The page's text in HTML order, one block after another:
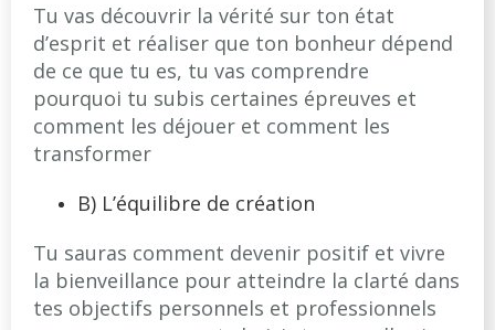
Tu vas découvrir la vérité sur ton état
d’esprit et réaliser que ton bonheur dépend
de ce que tu es, tu vas comprendre
pourquoi tu subis certaines épreuves et
comment les déjouer et comment les
transformer
B) L’équilibre de création
Tu sauras comment devenir positif et vivre
la bienveillance pour atteindre la clarté dans
tes objectifs personnels et professionnels